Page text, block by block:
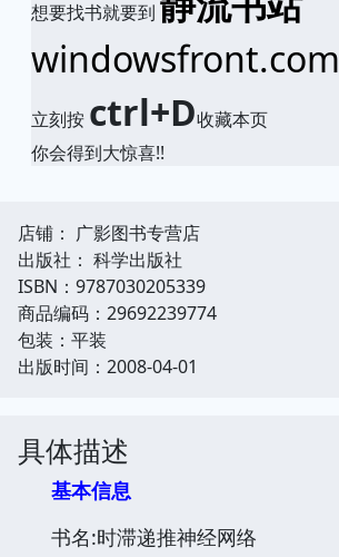
想要找书就要到
windowsfront.com
立刻按 ctrl+D收藏本页
你会得到大惊喜!!
店铺： 广影图书专营店
出版社： 科学出版社
ISBN：9787030205339
商品编码：29692239774
包装：平装
出版时间：2008-04-01
具体描述
基本信息
书名:时滞递推神经网络